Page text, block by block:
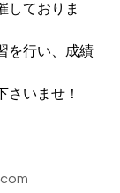
しておりま
を行い、成績
さいませ！